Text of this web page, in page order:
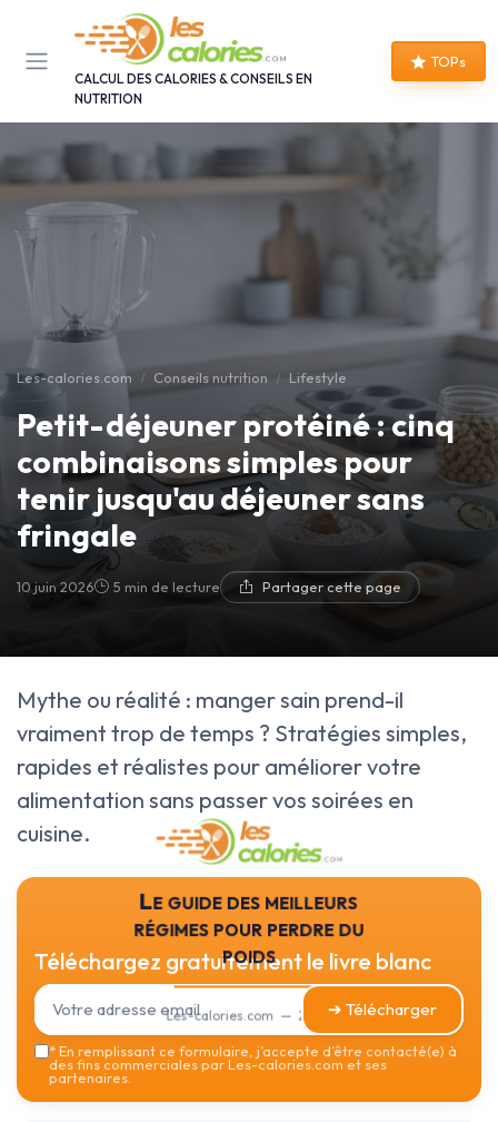
CALCUL DES CALORIES & CONSEILS EN
NUTRITION
TOPs
Les-calories.com Conseils nutrition Lifestyle
Petit-déjeuner protéiné : cinq
combinaisons simples pour
tenir jusqu'au déjeuner sans
fringale
10 juin 2026 5 min de lecture Partager cette page
Mythe ou réalité : manger sain prend-il
vraiment trop de temps ? Stratégies simples,
rapides et réalistes pour améliorer votre
alimentation sans passer vos soirées en
cuisine.
Le guide des meilleurs
régimes pour perdre du
poids
Les-calories.com — 2026
Téléchargez gratuitement le livre blanc
➔ Télécharger
*En remplissant ce formulaire, j’accepte d’être contacté(e) à
des fins commerciales par Les-calories.com et ses
partenaires.
Panneau de gestion des cookies